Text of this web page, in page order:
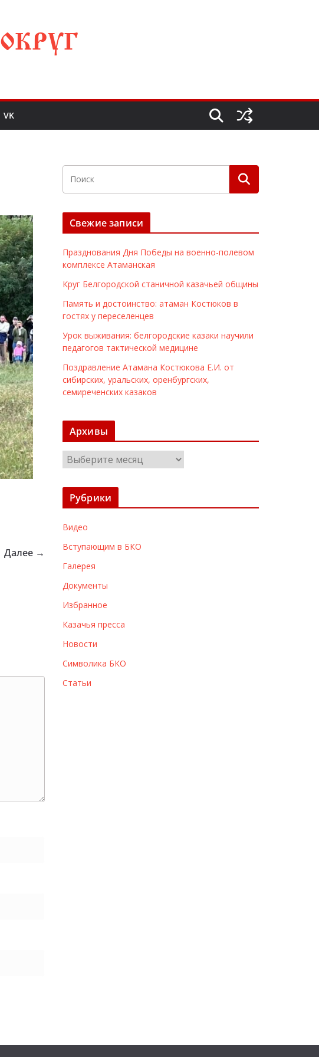
VK
Далее →
Свежие записи
Празднования Дня Победы на военно-полевом
комплексе Атаманская
Круг Белгородской станичной казачьей общины
Память и достоинство: атаман Костюков в
гостях у переселенцев
Урок выживания: белгородские казаки научили
педагогов тактической медицине
Поздравление Атамана Костюкова Е.И. от
сибирских, уральских, оренбургских,
семиреченских казаков
Архивы
р
х
ы
Рубрики
Видео
Вступающим в БКО
Галерея
Документы
Избранное
Казачья пресса
Новости
Символика БКО
Статьи